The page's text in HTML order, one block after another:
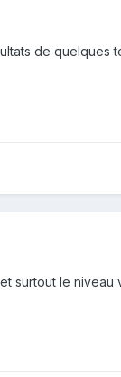
de quelques
et surtout le niveau